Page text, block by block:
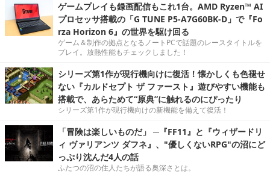
ゲームプレイも録画配信もこれ1台。AMD Ryzen™ AI
プロセッサ搭載の「G TUNE P5-A7G60BK-D」で『Fo
rza Horizon 6』の世界を駆け回る
ゲーム＆制作の拠点となるノートPCで話題のレースタイトルを
プレイ。放熱性能もチェックしました！
シリーズ第1作が現行機向けに復活！懐かしくも色褪せ
ない『カルドセプト ザ ファースト』遊びやすい機能も
搭載で、あらためて“原典”に触れるのにぴったり
シリーズ第1作が現行機向けの新機能を備えて復活！
「冒険は楽しいものだ」 ─『FF11』と『ウィザードリ
ィ ヴァリアンツ ダフネ』、"優しくないRPG"の沼にど
っぷり沈んだ4人の話
ふたつの沼の住人たちが語る奥深さとは。